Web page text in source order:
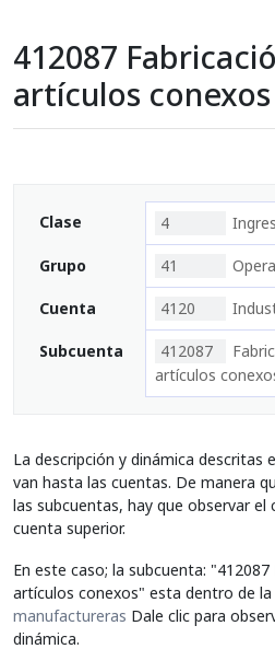
412087
artículos conexos
Clase 4
Grupo 41
Cuenta 4120
Subcuenta 412087
artículos
La descripción y dinámica descritas
van hasta las cuentas. De manera
las subcuentas, hay que observar
cuenta superior.
En este caso; la subcuenta:
artículos conexos" esta dentro de
manufactureras Dale clic para
dinámica.